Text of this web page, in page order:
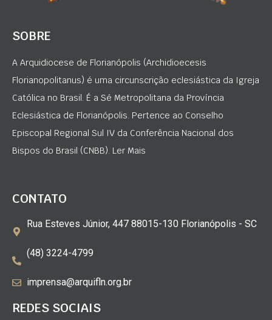
SOBRE
A Arquidiocese de Florianópolis (Archidioecesis
Florianopolitanus) é uma circunscrição eclesiástica da Igreja
Católica no Brasil. É a Sé Metropolitana da Província
Eclesiástica de Florianópolis. Pertence ao Conselho
Episcopal Regional Sul IV da Conferência Nacional dos
Bispos do Brasil (CNBB). Ler Mais
CONTATO
Rua Esteves Júnior, 447 88015-130 Florianópolis - SC
(48) 3224-4799
imprensa@arquifln.org.br
REDES SOCIAIS